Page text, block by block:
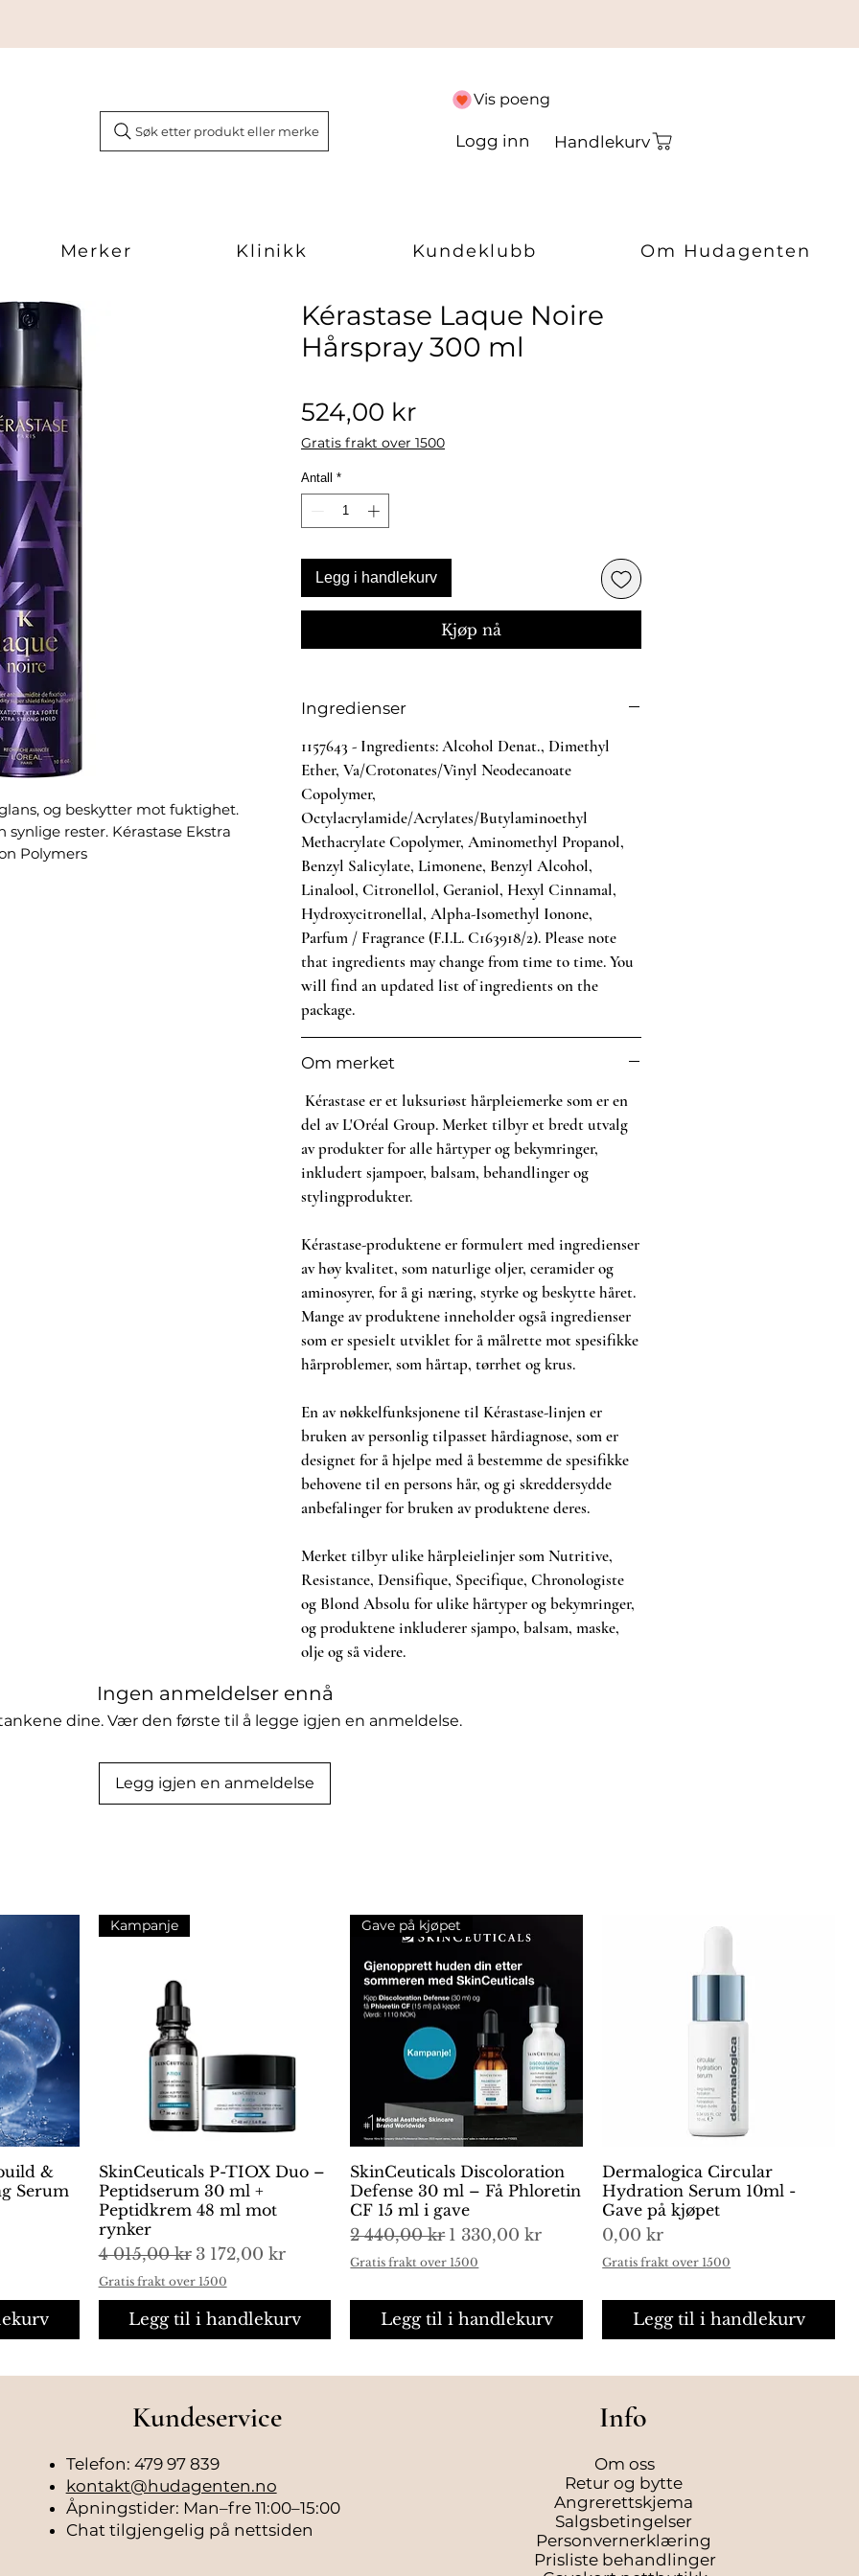
Søk etter produkt eller merke
Vis poeng
Logg inn Handlekurv
Merker Klinikk Kundeklubb Om Hudagenten
og beskytter mot fuktighet.
rester. Kérastase Ekstra
Polymers
Kérastase Laque Noire
Hårspray 300 ml
524,00 krPris
Gratis frakt over 1500
Antall *
Legg i handlekurv
Kjøp nå
Ingredienser
1157643 - Ingredients: Alcohol Denat., Dimethyl
Ether, Va/Crotonates/Vinyl Neodecanoate
Copolymer,
Octylacrylamide/Acrylates/Butylaminoethyl
Methacrylate Copolymer, Aminomethyl Propanol,
Benzyl Salicylate, Limonene, Benzyl Alcohol,
Linalool, Citronellol, Geraniol, Hexyl Cinnamal,
Hydroxycitronellal, Alpha-Isomethyl Ionone,
Parfum / Fragrance (F.I.L. C163918/2). Please note
that ingredients may change from time to time. You
will find an updated list of ingredients on the
package.
Om merket
Kérastase er et luksuriøst hårpleiemerke som er en
del av L'Oréal Group. Merket tilbyr et bredt utvalg
av produkter for alle hårtyper og bekymringer,
inkludert sjampoer, balsam, behandlinger og
stylingprodukter.
Kérastase-produktene er formulert med ingredienser
av høy kvalitet, som naturlige oljer, ceramider og
aminosyrer, for å gi næring, styrke og beskytte håret.
Mange av produktene inneholder også ingredienser
som er spesielt utviklet for å målrette mot spesifikke
hårproblemer, som hårtap, tørrhet og krus.
En av nøkkelfunksjonene til Kérastase-linjen er
bruken av personlig tilpasset hårdiagnose, som er
designet for å hjelpe med å bestemme de spesifikke
behovene til en persons hår, og gi skreddersydde
anbefalinger for bruken av produktene deres.
Merket tilbyr ulike hårpleielinjer som Nutritive,
Resistance, Densifique, Specifique, Chronologiste
og Blond Absolu for ulike hårtyper og bekymringer,
og produktene inkluderer sjampo, balsam, maske,
olje og så videre.
Ingen anmeldelser ennå
dine. Vær den første til å legge igjen en anmeldelse.
Legg igjen en anmeldelse
&
Serum
Hurtigvisning
Kampanje
SkinCeuticals P-TIOX Duo –
Peptidserum 30 ml +
Peptidkrem 48 ml mot
rynker
Vanlig pris
4 015,00 kr Salgspris
3 172,00 kr
Gratis frakt over 1500
Legg til i handlekurv
Hurtigvisning
Gave på kjøpet
SkinCeuticals Discoloration
Defense 30 ml – Få Phloretin
CF 15 ml i gave
Vanlig pris
2 440,00 kr Salgspris
1 330,00 kr
Gratis frakt over 1500
Legg til i handlekurv
Hurtigvisning
Dermalogica Circular
Hydration Serum 10ml -
Gave på kjøpet
Pris
0,00 kr
Gratis frakt over 1500
Legg til i handlekurv
Kundeservice
Telefon: 479 97 839
kontakt@hudagenten.no
Åpningstider: Man–fre 11:00–15:00
Chat tilgjengelig på nettsiden
Info
Om oss
Retur og bytte
Angrerettskjema
Salgsbetingelser
Personvernerklæring
Prisliste behandlinger